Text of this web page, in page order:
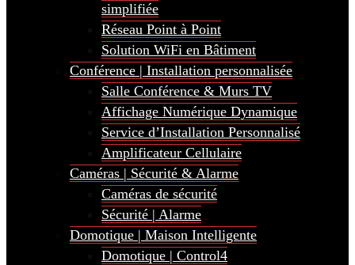
simplifiée
Réseau Point à Point
Solution WiFi en Bâtiment
Conférence | Installation personnalisée
Salle Conférence & Murs TV
Affichage Numérique Dynamique
Service d’Installation Personnalisé
Amplificateur Cellulaire
Caméras | Sécurité & Alarme
Caméras de sécurité
Sécurité | Alarme
Domotique | Maison Intelligente
Domotique | Control4